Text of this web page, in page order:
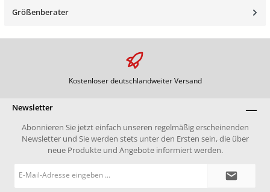
Größenberater
Kostenloser deutschlandweiter Versand
Newsletter
Abonnieren Sie jetzt einfach unseren regelmäßig erscheinenden
Newsletter und Sie werden stets unter den Ersten sein, die über
neue Produkte und Angebote informiert werden.